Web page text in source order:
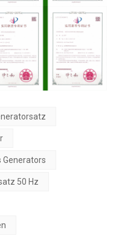
Generators
50 Hz